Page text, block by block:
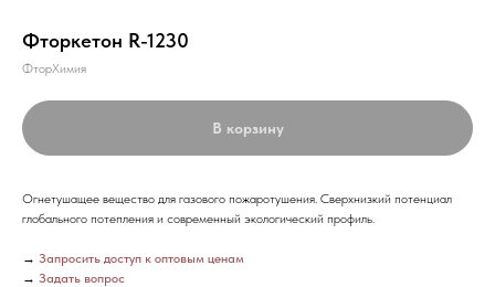
Фторкетон R-1230
ФторХимия
В корзину
Огнетушащее вещество для газового пожаротушения. Сверхнизкий потенциал
глобального потепления и современный экологический профиль.
→ Запросить доступ к оптовым ценам
→ Задать вопрос